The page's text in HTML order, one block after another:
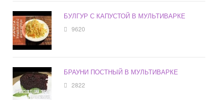
БУЛГУР С КАПУСТОЙ В МУЛЬТИВАРКЕ
9620
БРАУНИ ПОСТНЫЙ В МУЛЬТИВАРКЕ
2822